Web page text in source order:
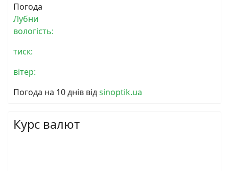
Погода
Лубни
вологість:
тиск:
вітер:
Погода на 10 днів відsinoptik.ua
Курс валют